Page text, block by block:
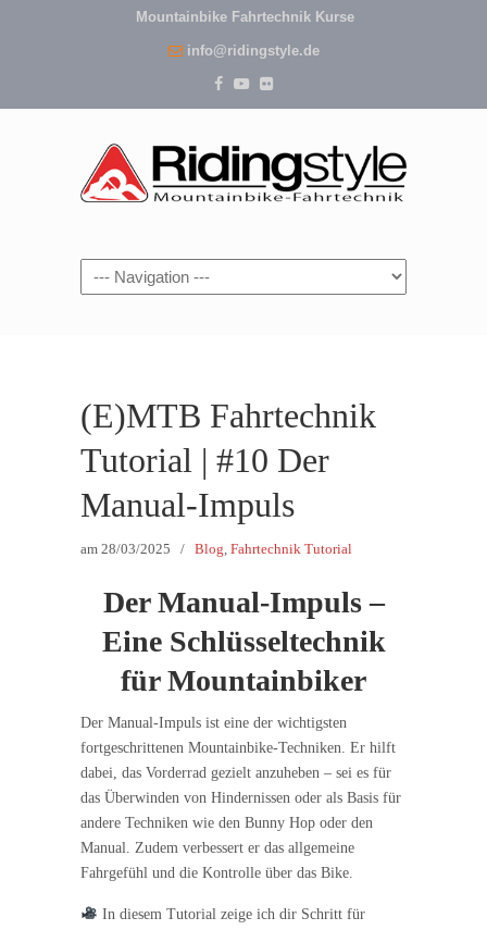
Mountainbike Fahrtechnik Kurse
info@ridingstyle.de
Navigation
(E)MTB Fahrtechnik
Tutorial | #10 Der
Manual-Impuls
am 28/03/2025 / Blog, Fahrtechnik Tutorial
Der Manual-Impuls –
Eine Schlüsseltechnik
für Mountainbiker
Der Manual-Impuls ist eine der wichtigsten
fortgeschrittenen Mountainbike-Techniken. Er hilft
dabei, das Vorderrad gezielt anzuheben – sei es für
das Überwinden von Hindernissen oder als Basis für
andere Techniken wie den Bunny Hop oder den
Manual. Zudem verbessert er das allgemeine
Fahrgefühl und die Kontrolle über das Bike.
In diesem Tutorial zeige ich dir Schritt für